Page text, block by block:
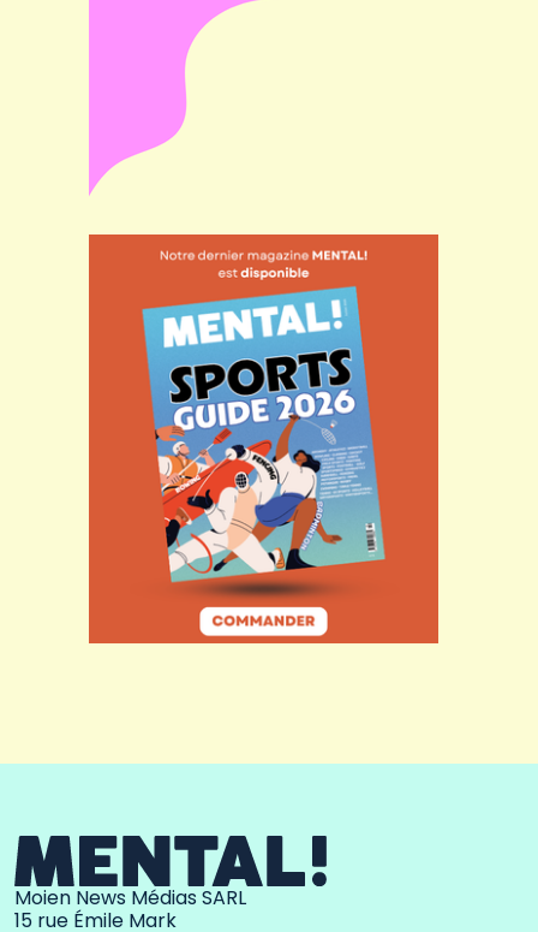
Moien News Médias SARL
15 rue Émile Mark